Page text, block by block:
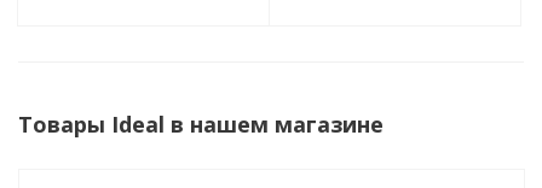
Товары Ideal в нашем магазине